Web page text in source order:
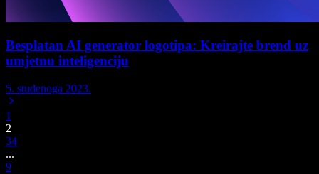
Besplatan AI generator logotipa: Kreirajte brend uz
umjetnu inteligenciju
5. studenoga 2023.
1
2
34
...
9